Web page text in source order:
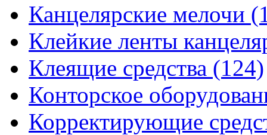
Канцелярские мелочи
Клейкие ленты
Клеящие средства (124)
Конторское
Корректирующие